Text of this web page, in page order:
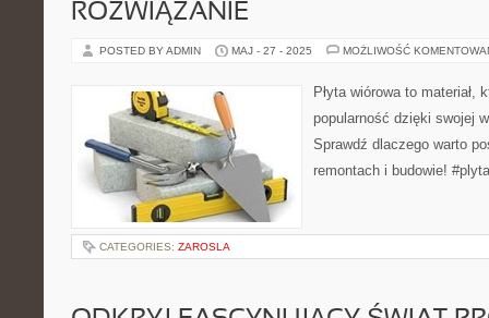
ROZWIĄZANIE
POSTED BY ADMIN MAJ - 27 - 2025 MOŻLIWOŚĆ
Płyta wiórowa to
popularność dzięki swojej
Sprawdź dlaczego warto
remontach i budowie!
CATEGORIES: ZAROSLA